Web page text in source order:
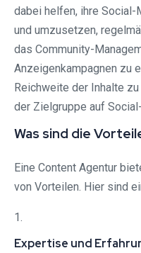
dabei helfen, ihre
und umzusetzen,
das Community-
Anzeigenkampagnen zu
Reichweite der Inhalte
der Zielgruppe auf
Was sind die
Eine Content Agentur
von Vorteilen. Hier sind
1.
Expertise und